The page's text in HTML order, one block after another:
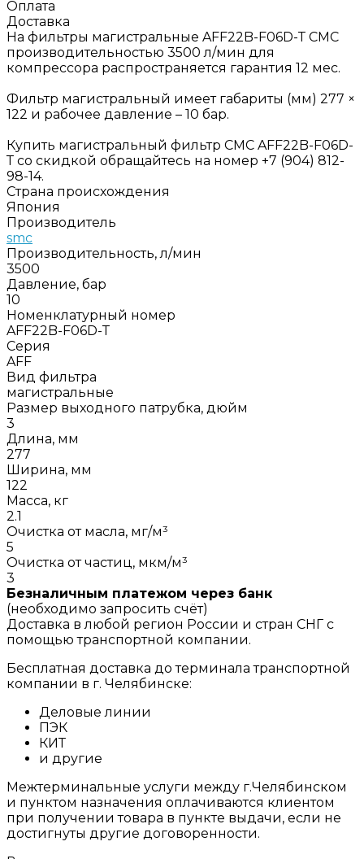
Оплата
Доставка
На фильтры магистральные AFF22B-F06D-Т СМС
производительностью 3500 л/мин для
компрессора распространяется гарантия 12 мес.
Фильтр магистральный имеет габариты (мм) 277 ×
122 и рабочее давление – 10 бар.
Купить магистральный фильтр СМС AFF22B-F06D-
Т со скидкой обращайтесь на номер +7 (904) 812-
98-14.
Страна происхождения
Япония
Производитель
smc
Производительность, л/мин
3500
Давление, бар
10
Номенклатурный номер
AFF22B-F06D-Т
Серия
AFF
Вид фильтра
магистральные
Размер выходного патрубка, дюйм
3
Длина, мм
277
Ширина, мм
122
Масса, кг
2.1
Очистка от масла, мг/м³
5
Очистка от частиц, мкм/м³
3
Безналичным платежом через банк
(необходимо запросить счёт)
Доставка в любой регион России и стран СНГ с
помощью транспортной компании.
Бесплатная доставка до терминала транспортной
компании в г. Челябинске:
Деловые линии
ПЭК
КИТ
и другие
Межтерминальные услуги между г.Челябинском
и пунктом назначения оплачиваются клиентом
при получении товара в пункте выдачи, если не
достигнуты другие договоренности.